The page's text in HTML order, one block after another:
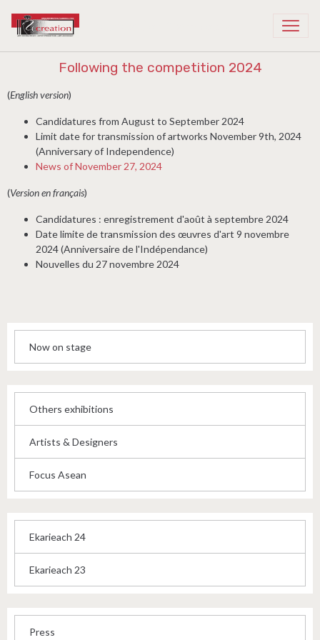
Following the competition 2024
(English version)
Candidatures from August to September 2024
Limit date for transmission of artworks November 9th, 2024
(Anniversary of Independence)
News of November 27, 2024
(Version en français)
Candidatures : enregistrement d'août à septembre 2024
Date limite de transmission des œuvres d'art 9 novembre
2024 (Anniversaire de l'Indépendance)
Nouvelles du 27 novembre 2024
Now on stage
Others exhibitions
Artists & Designers
Focus Asean
Ekarieach 24
Ekarieach 23
Press